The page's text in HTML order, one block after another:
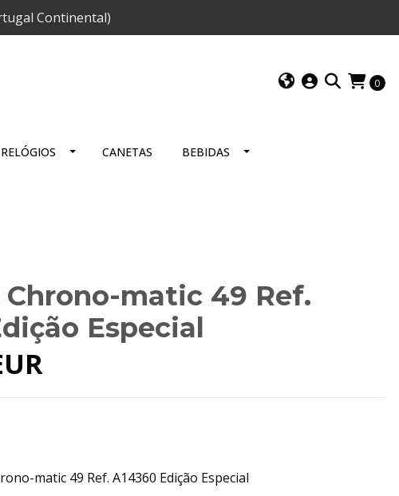
Continental)
0
RELÓGIOS CANETAS BEBIDAS
matic 49 Ref.
Especial
matic 49 Ref. A14360 Edição Especial